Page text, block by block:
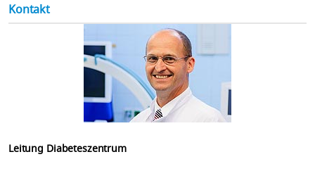
Kontakt
Leitung Diabeteszentrum